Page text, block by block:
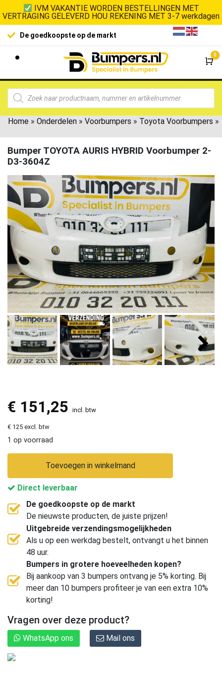
IVM VAKANTIE WORDEN BESTELLINGEN MET
VERTRAGING GELEVERD HOU REKENING MET 3-7 werkdagen
De goedkoopste op de markt
0
Home » Onderdelen » Voorbumpers » Toyota Voorbumpers »
Bumper TOYOTA AURIS HYBRID Voorbumper 2-
D3-3604Z
€ 151,25 incl. btw
€ 125 excl. btw
1 op voorraad
Toevoegen in winkelmand
Direct leverbaar
De goedkoopste op de markt
De nieuwste producten, de juiste prijzen!
Uitgebreide verzendingsmogelijkheden
Als u op een werkdag bestelt, ontvangt u het binnen
48 uur.
Bumpers in grotere hoeveelheden kopen?
Bij aankoop van 3 bumpers ontvang je 5% korting. Bij
meer dan 10 bumpers profiteer je van een extra 10%
korting!
Vragen over deze product?
WhatsApp ons Mail ons